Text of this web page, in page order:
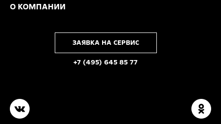
О КОМПАНИИ
+7 (495) 645 85 77
ЗАЯВКА НА СЕРВИС